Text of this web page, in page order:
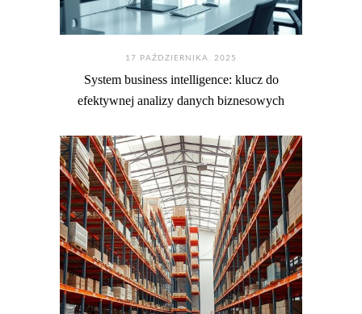
17 PAŹDZIERNIKA. 2025
System business intelligence: klucz do
efektywnej analizy danych biznesowych